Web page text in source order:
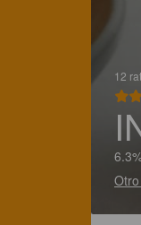
12